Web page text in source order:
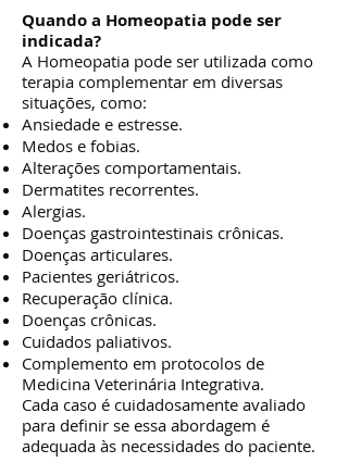
Quando a Homeopatia pode ser
indicada?
A Homeopatia pode ser utilizada como
terapia complementar em diversas
situações, como:
Ansiedade e estresse.
Medos e fobias.
Alterações comportamentais.
Dermatites recorrentes.
Alergias.
Doenças gastrointestinais crônicas.
Doenças articulares.
Pacientes geriátricos.
Recuperação clínica.
Doenças crônicas.
Cuidados paliativos.
Complemento em protocolos de
Medicina Veterinária Integrativa.
Cada caso é cuidadosamente avaliado
para definir se essa abordagem é
adequada às necessidades do paciente.